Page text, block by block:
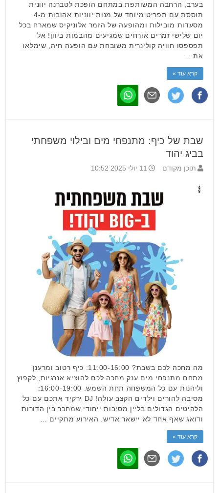
בערב, הרחבה המשותפת במתחם הופכת לטברנה יוונית
תוססת עם תפריט מיוחד של מנות יווניות אהובות מ-4
מסעדות מובילות ומהופעה של הזמר אלוניקיס שמארח בכל
יום שלישי זמרים אורחים שמגיעים מהבמות ביוון! אל
תפספסו חוויה קולינרית משובחת עם הופעה חיה, שימלאו
את …
קרא עוד »
שבת של כיף: מתנפחי מים ובילוי משפחתי
בביג יהוד
תוכן מקודם 11 יולי 2025 10:52
מה מחכה לכם בשבת? 11:00-16:00: כיף רטוב ומרענן
מתחם מתנפחי מים ענק מחכה לכם להוציא אנרגיות, לקפוץ
וליהנות עם כל המשפחה תחת השמש. 16:00-19:00:
מסיבה להורים וילדים הקצב עולה! DJ ירקיד אתכם עם כל
הלהיטים הגדולים בליין מסיבות ייחודי שמחבר בין הדורות
ודואג שאף אחד לא יישאר אדיש. האירוע מתקיים …
קרא עוד »